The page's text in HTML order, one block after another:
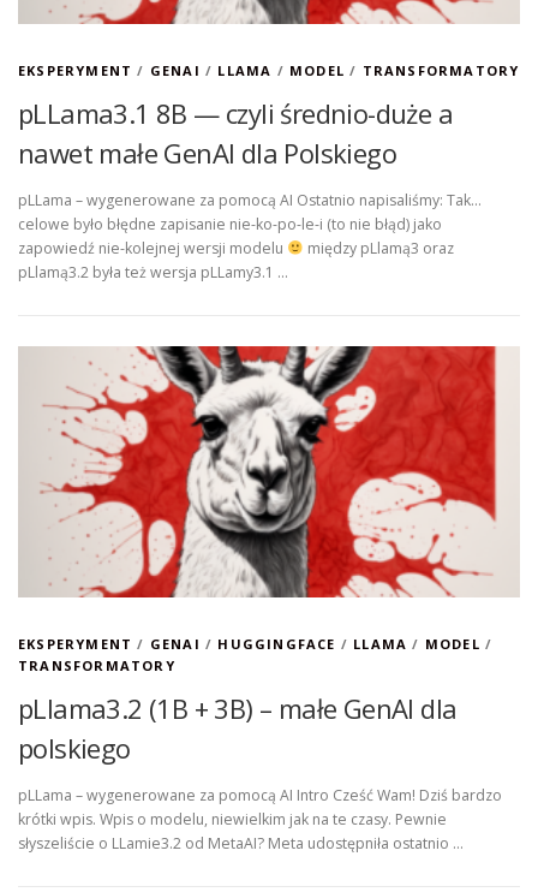
EKSPERYMENT / GENAI / LLAMA / MODEL / TRANSFORMATORY
pLLama3.1 8B — czyli średnio-duże a
nawet małe GenAI dla Polskiego
pLLama – wygenerowane za pomocą AI Ostatnio napisaliśmy: Tak…
celowe było błędne zapisanie nie-ko-po-le-i (to nie błąd) jako
zapowiedź nie-kolejnej wersji modelu
między pLlamą3 oraz
pLlamą3.2 była też wersja pLLamy3.1 …
EKSPERYMENT / GENAI / HUGGINGFACE / LLAMA / MODEL /
TRANSFORMATORY
pLlama3.2 (1B + 3B) – małe GenAI dla
polskiego
pLLama – wygenerowane za pomocą AI Intro Cześć Wam! Dziś bardzo
krótki wpis. Wpis o modelu, niewielkim jak na te czasy. Pewnie
słyszeliście o LLamie3.2 od MetaAI? Meta udostępniła ostatnio …